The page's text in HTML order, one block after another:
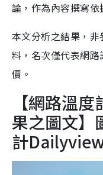
論，作為內容撰寫依
本文分析之結果，
料，名次僅代表網
價。
【網路溫
果之圖文】
計